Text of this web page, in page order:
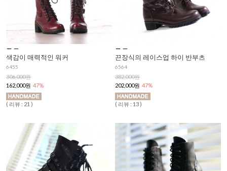
색감이 매력적인 워커
6455
306,000원
162,000원 47%
( 리뷰 : 21 )
끈장식의 레이스업 하이 반부츠
6564
382,000원
202,000원 47%
( 리뷰 : 13 )